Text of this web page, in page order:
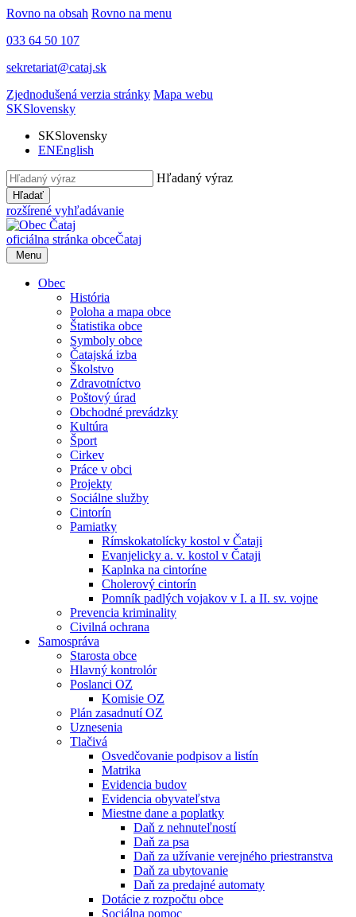
Rovno na obsah Rovno na menu
033 64 50 107
sekretariat@cataj.sk
Zjednodušená verzia stránky Mapa webu
SKSlovensky
SKSlovensky
ENEnglish
Hľadaný výraz
Hľadať
rozšírené vyhľadávanie
oficiálna stránka obceČataj
Menu
Obec
História
Poloha a mapa obce
Štatistika obce
Symboly obce
Čatajská izba
Školstvo
Zdravotníctvo
Poštový úrad
Obchodné prevádzky
Kultúra
Šport
Cirkev
Práce v obci
Projekty
Sociálne služby
Cintorín
Pamiatky
Rímskokatolícky kostol v Čataji
Evanjelicky a. v. kostol v Čataji
Kaplnka na cintoríne
Cholerový cintorín
Pomník padlých vojakov v I. a II. sv. vojne
Prevencia kriminality
Civilná ochrana
Samospráva
Starosta obce
Hlavný kontrolór
Poslanci OZ
Komisie OZ
Plán zasadnutí OZ
Uznesenia
Tlačivá
Osvedčovanie podpisov a listín
Matrika
Evidencia budov
Evidencia obyvateľstva
Miestne dane a poplatky
Daň z nehnuteľností
Daň za psa
Daň za užívanie verejného priestranstva
Daň za ubytovanie
Daň za predajné automaty
Dotácie z rozpočtu obce
Sociálna pomoc